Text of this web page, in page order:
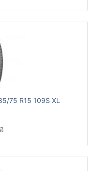
75 R15 109S XL
₴